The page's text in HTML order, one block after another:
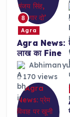
8
Agra
Agra News:
लाख का Fine
170 views